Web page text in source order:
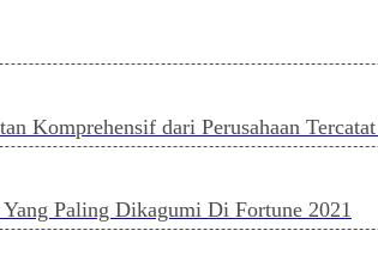
Komprehensif dari Perusahaan
Paling Dikagumi Di Fortune 2021